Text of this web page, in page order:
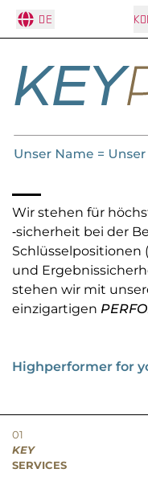
DE
Wir stehen für
‑sicherheit bei der
und
stehen wir mit
einzigartigen
Highperformer for
01
KEY
SERVICES